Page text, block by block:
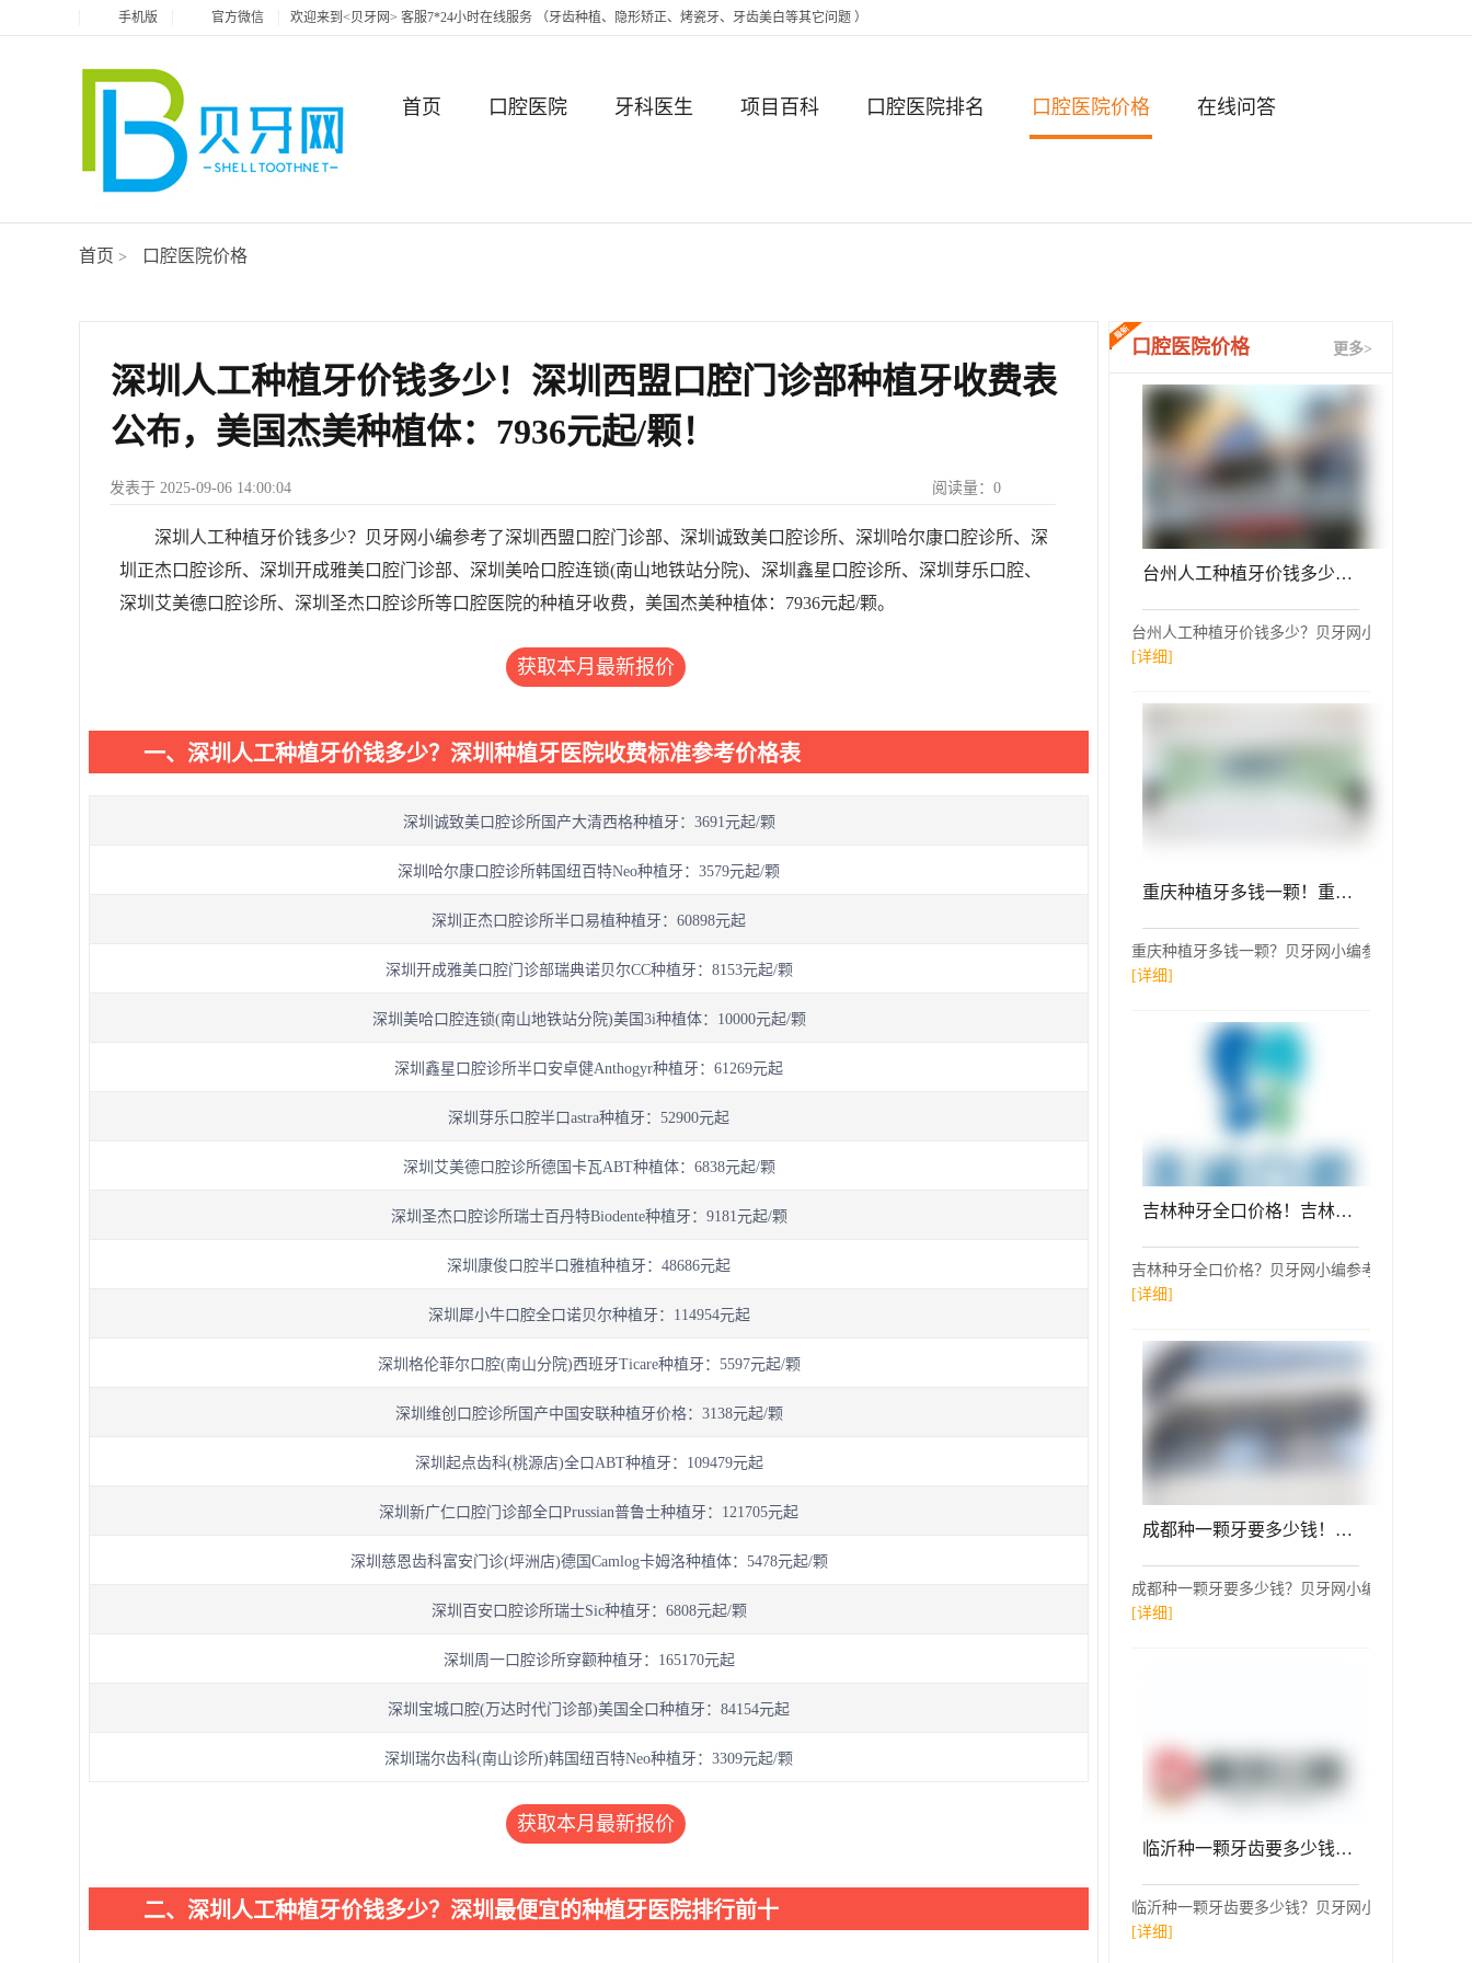
手机版 官方微信 欢迎来到<贝牙网> 客服7*24小时在线服务 （牙齿种植、隐形矫正、烤瓷牙、牙齿美白等其它问题 ）
首页 口腔医院 牙科医生 项目百科 口腔医院排名 口腔医院价格 在线问答
首页 > 口腔医院价格
深圳人工种植牙价钱多少！深圳西盟口腔门诊部种植牙收费表
公布，美国杰美种植体：7936元起/颗！
发表于 2025-09-06 14:00:04 阅读量： 0
深圳人工种植牙价钱多少？贝牙网小编参考了深圳西盟口腔门诊部、深圳诚致美口腔诊所、深圳哈尔康口腔诊所、深
圳正杰口腔诊所、深圳开成雅美口腔门诊部、深圳美哈口腔连锁(南山地铁站分院)、深圳鑫星口腔诊所、深圳芽乐口腔、
深圳艾美德口腔诊所、深圳圣杰口腔诊所等口腔医院的种植牙收费，美国杰美种植体：7936元起/颗。
获取本月最新报价
一、深圳人工种植牙价钱多少？深圳种植牙医院收费标准参考价格表
深圳诚致美口腔诊所国产大清西格种植牙：3691元起/颗
深圳哈尔康口腔诊所韩国纽百特Neo种植牙：3579元起/颗
深圳正杰口腔诊所半口易植种植牙：60898元起
深圳开成雅美口腔门诊部瑞典诺贝尔CC种植牙：8153元起/颗
深圳美哈口腔连锁(南山地铁站分院)美国3i种植体：10000元起/颗
深圳鑫星口腔诊所半口安卓健Anthogyr种植牙：61269元起
深圳芽乐口腔半口astra种植牙：52900元起
深圳艾美德口腔诊所德国卡瓦ABT种植体：6838元起/颗
深圳圣杰口腔诊所瑞士百丹特Biodente种植牙：9181元起/颗
深圳康俊口腔半口雅植种植牙：48686元起
深圳犀小牛口腔全口诺贝尔种植牙：114954元起
深圳格伦菲尔口腔(南山分院)西班牙Ticare种植牙：5597元起/颗
深圳维创口腔诊所国产中国安联种植牙价格：3138元起/颗
深圳起点齿科(桃源店)全口ABT种植牙：109479元起
深圳新广仁口腔门诊部全口Prussian普鲁士种植牙：121705元起
深圳慈恩齿科富安门诊(坪洲店)德国Camlog卡姆洛种植体：5478元起/颗
深圳百安口腔诊所瑞士Sic种植牙：6808元起/颗
深圳周一口腔诊所穿颧种植牙：165170元起
深圳宝城口腔(万达时代门诊部)美国全口种植牙：84154元起
深圳瑞尔齿科(南山诊所)韩国纽百特Neo种植牙：3309元起/颗
获取本月最新报价
二、深圳人工种植牙价钱多少？深圳最便宜的种植牙医院排行前十
口腔医院价格 更多>
台州人工种植牙价钱多少！台州临海阳光口腔种植牙价格表参考，瑞典尼奥斯neoss种植牙：8268元起/颗！
台州人工种植牙价钱多少？贝牙网小编参考了台
[详细]
重庆种植牙多钱一颗！重庆齐美口腔医院种植牙价格一览表，德国icx种植牙：6288元起/颗！
重庆种植牙多钱一颗？贝牙网小编参考了重庆齐
[详细]
吉林种牙全口价格！吉林吉诚口腔(江南店)种牙超划算，德国贝格bego种植体：4898元起/颗！
吉林种牙全口价格？贝牙网小编参考了吉林吉诚
[详细]
成都种一颗牙要多少钱！成都成华尚奥贝口腔门诊(理工店)种植牙价目表已更新，德国Camlog种植体：6435元起/颗！
成都种一颗牙要多少钱？贝牙网小编参考了成都
[详细]
临沂种一颗牙齿要多少钱！临沂市德贝口腔门诊部(兰山区)种植牙收费表公布，瑞典诺贝尔Active种植牙：12994元起/颗！
临沂种一颗牙齿要多少钱？贝牙网小编参考了临
[详细]